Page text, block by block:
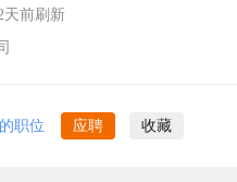
天前刷新
职位 应聘 收藏